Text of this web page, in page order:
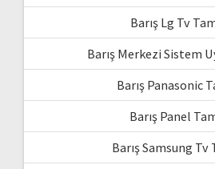
Barış Lg Tv
Barış Merkezi Sistem
Barış Panasonic
Barış Panel
Barış Samsung Tv